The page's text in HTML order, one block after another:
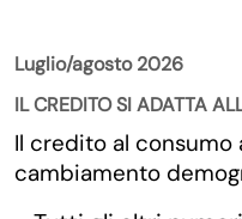
Luglio/agosto 2026
IL CREDITO SI ADATTA
Il credito al consumo
cambiamento